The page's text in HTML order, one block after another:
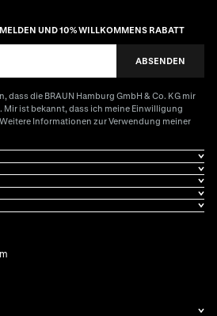
UND 10% WILLKOMMENS RABATT
ABSENDEN
dass die BRAUN Hamburg GmbH & Co. KG mir
Mir ist bekannt, dass ich meine Einwilligung
Informationen zur Verwendung meiner